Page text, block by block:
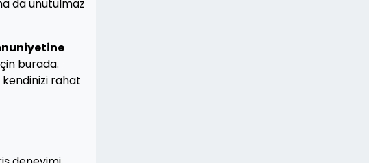
da unutulmaz
burada.
kendinizi rahat